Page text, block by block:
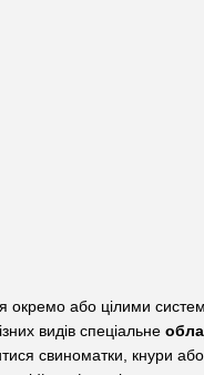
або цілими
видів спеціальне
свиноматки, кнури